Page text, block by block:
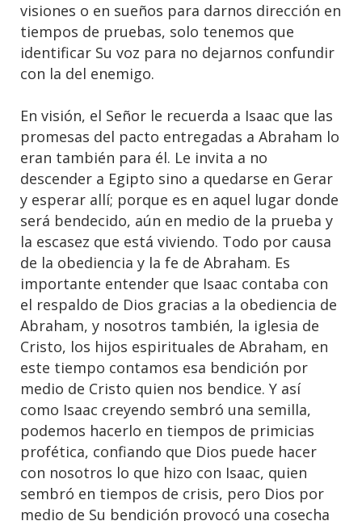
visiones o en sueños para darnos dirección en
tiempos de pruebas, solo tenemos que
identificar Su voz para no dejarnos confundir
con la del enemigo.
En visión, el Señor le recuerda a Isaac que las
promesas del pacto entregadas a Abraham lo
eran también para él. Le invita a no
descender a Egipto sino a quedarse en Gerar
y esperar allí; porque es en aquel lugar donde
será bendecido, aún en medio de la prueba y
la escasez que está viviendo. Todo por causa
de la obediencia y la fe de Abraham. Es
importante entender que Isaac contaba con
el respaldo de Dios gracias a la obediencia de
Abraham, y nosotros también, la iglesia de
Cristo, los hijos espirituales de Abraham, en
este tiempo contamos esa bendición por
medio de Cristo quien nos bendice. Y así
como Isaac creyendo sembró una semilla,
podemos hacerlo en tiempos de primicias
profética, confiando que Dios puede hacer
con nosotros lo que hizo con Isaac, quien
sembró en tiempos de crisis, pero Dios por
medio de Su bendición provocó una cosecha